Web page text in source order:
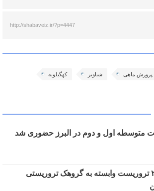
http://shabaveiz.ir/?p=4447
پرورش ماهی شباویز کهگیلویه
متوسطه اول و دوم در البرز حضوری شد
اعدام ۲ تروریست وابسته به گروهک تروریستی